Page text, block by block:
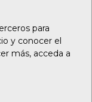
para
y conocer el
más, acceda a